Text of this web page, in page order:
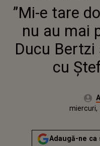
”Mi-e tare
nu au mai
Ducu Bertzi
cu
Publicat:
miercuri,
Adaugă-ne ca